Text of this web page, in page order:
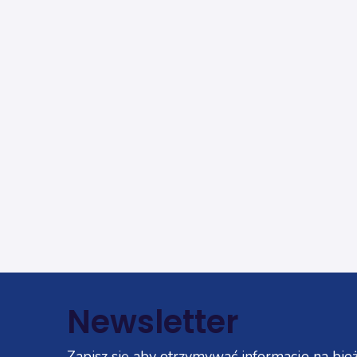
Newsletter